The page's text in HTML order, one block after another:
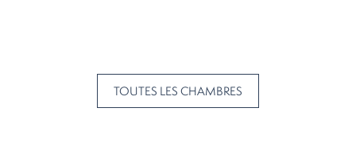
TOUTES LES CHAMBRES